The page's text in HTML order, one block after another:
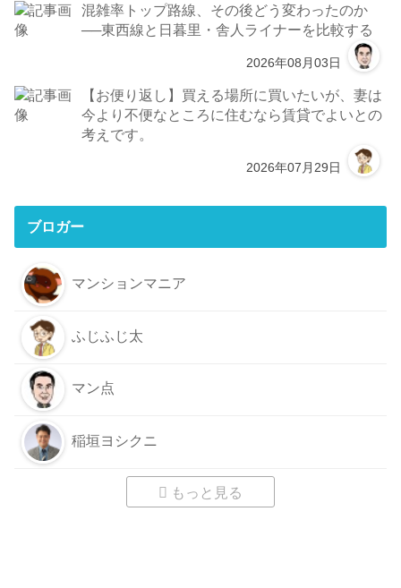
混雑率トップ路線、その後どう変わったのか
──東西線と日暮里・舎人ライナーを比較する
2026年08月03日
【お便り返し】買える場所に買いたいが、妻は
今より不便なところに住むなら賃貸でよいとの
考えです。
2026年07月29日
ブロガー
マンションマニア
ふじふじ太
マン点
稲垣ヨシクニ
もっと見る